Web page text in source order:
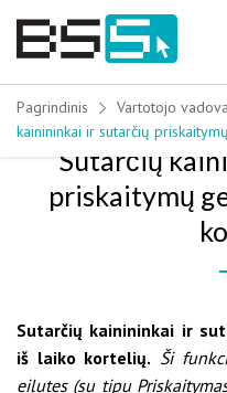
Skip
Pagrindinis Vartotojo
kainininkai ir sutarčių
Sutarčių
priskaitymų
Sutarčių kainininkai ir
iš laiko kortelių. Ši
eilutes (su tipu